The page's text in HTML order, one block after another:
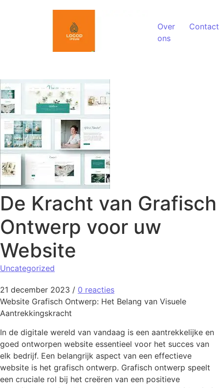
Over
ons
Contact
De Kracht van Grafisch
Ontwerp voor uw
Website
Uncategorized
21 december 2023 / 0 reacties
Website Grafisch Ontwerp: Het Belang van Visuele
Aantrekkingskracht
In de digitale wereld van vandaag is een aantrekkelijke en
goed ontworpen website essentieel voor het succes van
elk bedrijf. Een belangrijk aspect van een effectieve
website is het grafisch ontwerp. Grafisch ontwerp speelt
een cruciale rol bij het creëren van een positieve